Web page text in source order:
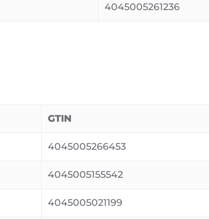
4045005261236
GTIN
4045005266453
4045005155542
4045005021199